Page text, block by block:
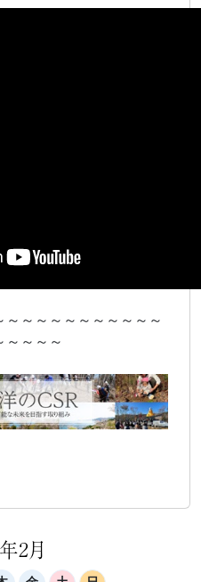
～～～～～～～～～～～
～～～～
2月